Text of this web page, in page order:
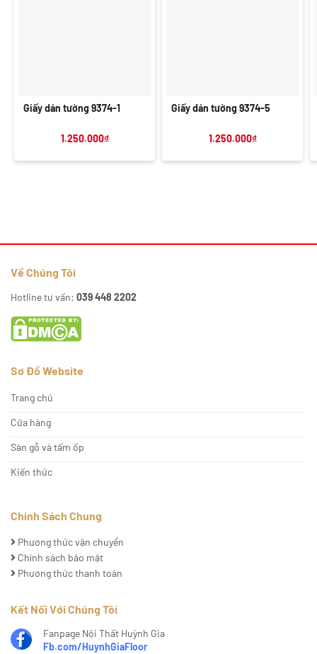
Giấy dán tường 9374-1
1.250.000₫
Giấy dán tường 9374-5
1.250.000₫
Về Chúng Tôi
Hotline tư vấn: 039 448 2202
Sơ Đồ Website
Trang chủ
Cửa hàng
Sàn gỗ và tấm ốp
Kiến thức
Chính Sách Chung
Phương thức vận chuyển
Chính sách bảo mật
Phương thức thanh toán
Kết Nối Với Chúng Tôi
Fanpage Nội Thất Huỳnh Gia
Fb.com/HuynhGiaFloor